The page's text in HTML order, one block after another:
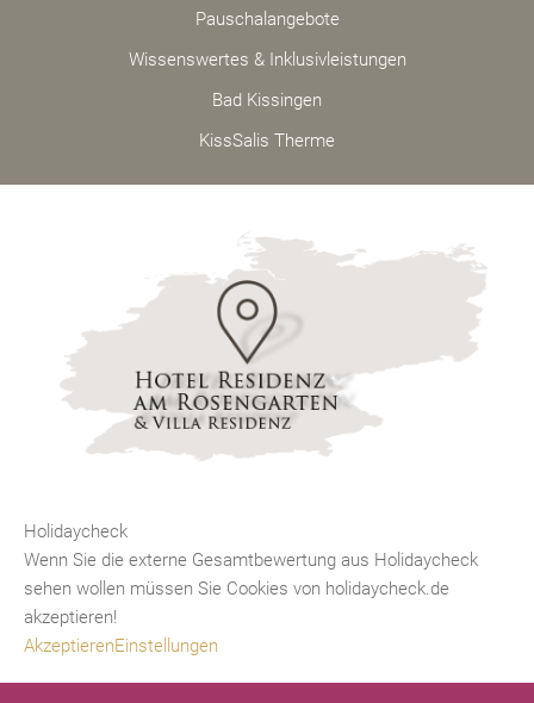
Pauschalangebote
Wissenswertes & Inklusivleistungen
Bad Kissingen
KissSalis Therme
Holidaycheck
Wenn Sie die externe Gesamtbewertung aus Holidaycheck
sehen wollen müssen Sie Cookies von holidaycheck.de
akzeptieren!
AkzeptierenEinstellungen